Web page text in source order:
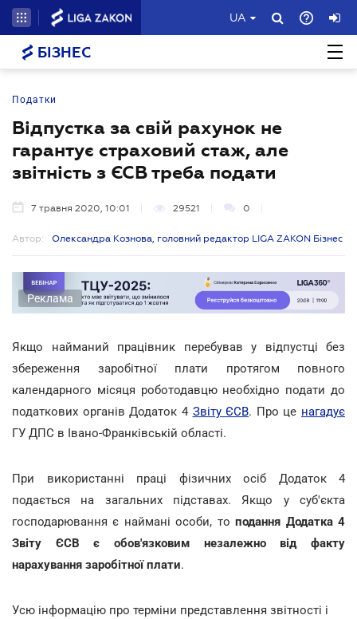
UA
БІЗНЕС
Податки
Відпустка за свій рахунок не
гарантує страховий стаж, але
звітність з ЄСВ треба подати
7 травня 2020, 10:01 29521 0
Автор: Олександра Кознова, головний редактор LIGA ZAKON Бізнес
Реклама
Якщо найманий працівник перебував у відпустці без
збереження заробітної плати протягом повного
календарного місяця роботодавцю необхідно подати до
податкових органів Додаток 4 Звіту ЄСВ. Про це нагадує
ГУ ДПС в Івано-Франківській області.
При використанні праці фізичних осіб Додаток 4
подається на загальних підставах. Якщо у суб'єкта
господарювання є наймані особи, топодання Додатка 4
Звіту ЄСВ є обов'язковим незалежно від факту
нарахування заробітної плати.
Усю інформацію про терміни представлення звітності і